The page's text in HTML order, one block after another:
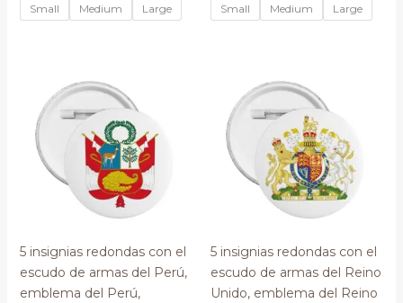
Small Medium Large Small Medium Large
5 insignias redondas con el
escudo de armas del Perú,
emblema del Perú,
5 insignias redondas con el
escudo de armas del Reino
Unido, emblema del Reino